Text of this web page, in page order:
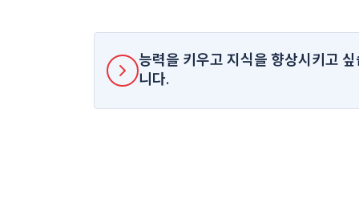
능력을 키우고 지식을 향상시키고 싶
니다.